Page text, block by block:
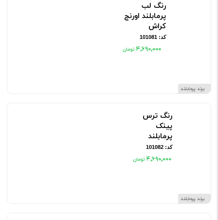
برند پرمابلند
رنگ لب
پرمابلند اورنج
کراش
کد: 101081
۴٬۶۹۰٬۰۰۰
برند پرمابلند
رنگ ترس
پینک
پرمابلند
کد: 101082
۴٬۶۹۰٬۰۰۰